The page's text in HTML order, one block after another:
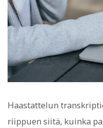
Haastattelun
riippuen siitä, kuinka